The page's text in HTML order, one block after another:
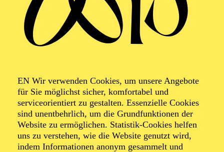
EN Wir verwenden Cookies, um unsere Angebote
für Sie möglichst sicher, komfortabel und
serviceorientiert zu gestalten. Essenzielle Cookies
sind unentbehrlich, um die Grundfunktionen der
Website zu ermöglichen. Statistik-Cookies helfen
uns zu verstehen, wie die Website genutzt wird,
indem Informationen anonym gesammelt und
04.09.2026
20:00 - 23:00
Alfried Krupp Saal
Organiser: Theater-, Konzert- u. Gastspieldirektion OTTO
HOFNER GMBH
TICKETS
52,70€